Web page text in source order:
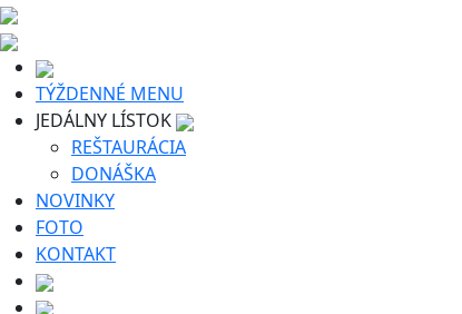
TÝŽDENNÉ MENU
JEDÁLNY LÍSTOK
REŠTAURÁCIA
DONÁŠKA
NOVINKY
FOTO
KONTAKT